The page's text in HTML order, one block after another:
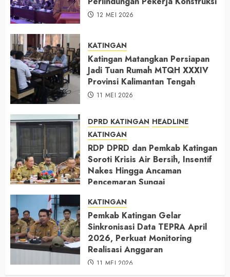
12 MEI 2026
KATINGAN
Katingan Matangkan Persiapan
Jadi Tuan Rumah MTQH XXXIV
Provinsi Kalimantan Tengah
11 MEI 2026
DPRD KATINGAN HEADLINE
KATINGAN
RDP DPRD dan Pemkab Katingan
Soroti Krisis Air Bersih, Insentif
Nakes Hingga Ancaman
Pencemaran Sungai
KATINGAN
Pemkab Katingan Gelar
Sinkronisasi Data TEPRA April
2026, Perkuat Monitoring
Realisasi Anggaran
11 MEI 2026